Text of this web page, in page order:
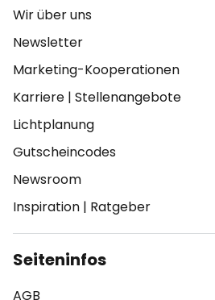
Wir über uns
Newsletter
Marketing-Kooperationen
Karriere | Stellenangebote
Lichtplanung
Gutscheincodes
Newsroom
Inspiration | Ratgeber
Seiteninfos
AGB